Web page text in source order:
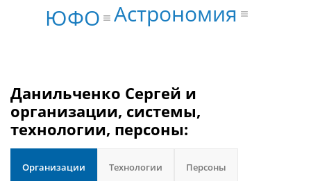
ЮФО Астрономия
Данильченко Сергей и
организации, системы,
технологии, персоны:
Организации Технологии Персоны